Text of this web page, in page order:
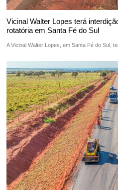
Vicinal Walter Lopes terá
rotatória em Santa Fé do Sul
A Vicinal Walter Lopes, em Santa Fé do Sul,